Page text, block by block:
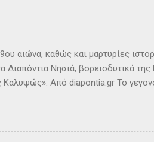
αιώνα, καθώς και μαρτυρίες
Διαπόντια Νησιά, βορειοδυτικά
Καλυψώς». Από diapontia.gr Το
το νησί της νύμφης Καλυψούς ,